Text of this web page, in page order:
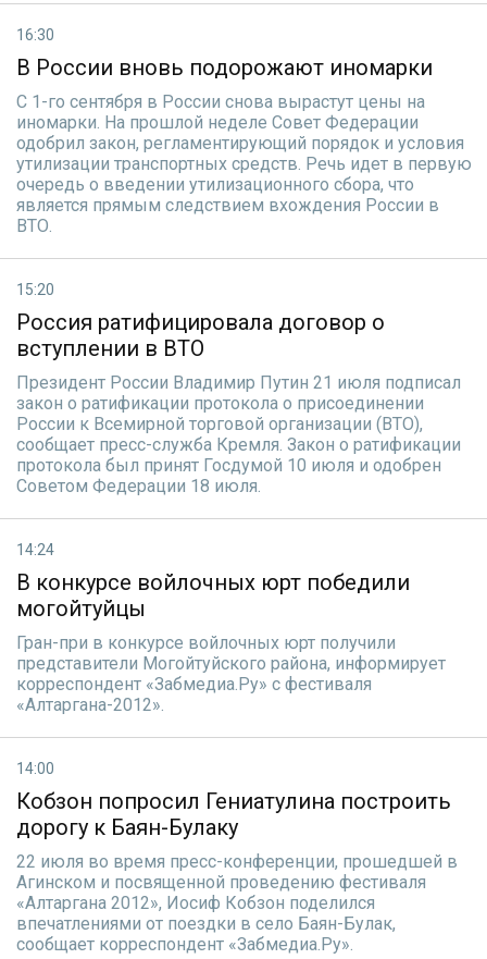
16:30
В России вновь подорожают иномарки
С 1-го сентября в России снова вырастут цены на
иномарки. На прошлой неделе Совет Федерации
одобрил закон, регламентирующий порядок и условия
утилизации транспортных средств. Речь идет в первую
очередь о введении утилизационного сбора, что
является прямым следствием вхождения России в
ВТО.
15:20
Россия ратифицировала договор о
вступлении в ВТО
Президент России Владимир Путин 21 июля подписал
закон о ратификации протокола о присоединении
России к Всемирной торговой организации (ВТО),
сообщает пресс-служба Кремля. Закон о ратификации
протокола был принят Госдумой 10 июля и одобрен
Советом Федерации 18 июля.
14:24
В конкурсе войлочных юрт победили
могойтуйцы
Гран-при в конкурсе войлочных юрт получили
представители Могойтуйского района, информирует
корреспондент «Забмедиа.Ру» с фестиваля
«Алтаргана-2012».
14:00
Кобзон попросил Гениатулина построить
дорогу к Баян-Булаку
22 июля во время пресс-конференции, прошедшей в
Агинском и посвященной проведению фестиваля
«Алтаргана 2012», Иосиф Кобзон поделился
впечатлениями от поездки в село Баян-Булак,
сообщает корреспондент «Забмедиа.Ру».